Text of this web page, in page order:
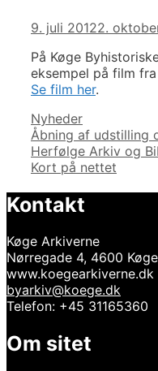
9. juli 20122.
På Køge
eksempel på film
Se film her.
Kategorier
Nyheder
Indlægsnavigation
Åbning af udstilling
Herfølge Arkiv og
Kort på nettet
Kontakt
Køge Arkiverne
Nørregade 4, 4600 Køge
www.koegearkiverne.dk
byarkiv@koege.dk
Telefon: +45 31165360
Om sitet